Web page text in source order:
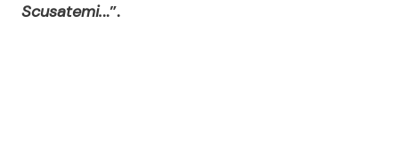
Scusatemi...”.